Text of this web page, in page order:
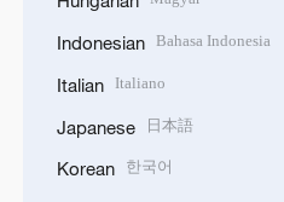
Indonesian Bahasa Indonesia
Italian Italiano
Japanese 日本語
Korean 한국어